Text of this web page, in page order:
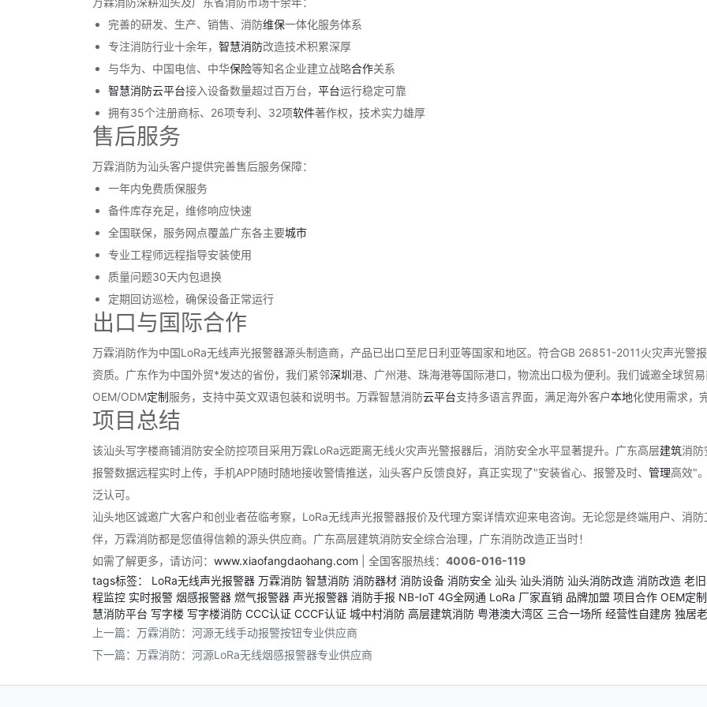
完善的研发、生产、销售、消防维保一体化服务体系
专注消防行业十余年， 智慧消防改造技术积累深厚
与华为、中国电信、中华保险等知名企业建立战略合作关系
智慧消防云平台接入设备数量超过百万台， 平台运行稳定可靠
拥有35个注册商标、26项专利、32项软件著作权，技术实力雄厚
售后服务
万霖消防为汕头客户提供完善售后服务保障：
一年内免费质保服务
备件库存充足，维修响应快速
全国联保，服务网点覆盖广东各主要城市
专业工程师远程指导安装使用
质量问题30天内包退换
定期回访巡检，确保设备正常运行
出口与国际合作
万霖消防作为中国LoRa无线声光报警器源头制造商，产品已出口至尼日利亚等国家和地区。符合GB 26851-2011火灾声光警
资质。广东作为中国外贸*发达的省份，我们紧邻深圳港、广州港、珠海港等国际港口，物流出口极为便利。我们诚邀全球贸
OEM/ODM定制服务，支持中英文双语包装和说明书。万霖智慧消防云平台支持多语言界面，满足海外客户本地化使用需求，
项目总结
该汕头写字楼商铺消防安全防控项目采用万霖LoRa远距离无线火灾声光警报器后，消防安全水平显著提升。广东高层建筑消防
报警数据远程实时上传，手机APP随时随地接收警情推送，汕头客户反馈良好，真正实现了"安装省心、报警及时、 管理高效"
泛认可。
汕头地区诚邀广大客户和创业者莅临考察，LoRa无线声光报警器报价及代理方案详情欢迎来电咨询。无论您是终端用户、消
伴，万霖消防都是您值得信赖的源头供应商。广东高层建筑消防安全综合治理，广东消防改造正当时！
如需了解更多，请访问： www.xiaofangdaohang.com | 全国客服热线： 4006-016-119
tags标签：
LoRa无线声光报警器 万霖消防 智慧消防 消防器材 消防设备 消防安全 汕头 汕头消防 汕头消防改造 消防改造 老
程监控 实时报警 烟感报警器 燃气报警器 声光报警器 消防手报 NB-IoT 4G全网通 LoRa 厂家直销 品牌加盟 项目合作 OEM定制
慧消防平台 写字楼 写字楼消防 CCC认证 CCCF认证 城中村消防 高层建筑消防 粤港澳大湾区 三合一场所 经营性自建房 独居
上一篇： 万霖消防：河源无线手动报警按钮专业供应商
下一篇： 万霖消防：河源LoRa无线烟感报警器专业供应商